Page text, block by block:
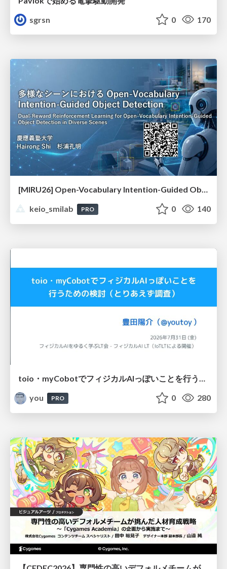
sgrsn
0 170
[MIRU26] Open-Vocabulary Intention-Guided Object Detection in Diverse Scenes
keio_smilab
PRO 0 140
toio・myCobotでフィジカルAIっぽいことを行うための検討（とりあえず調査） / フィジカルAI LT（IoTLTによる開催）
you
PRO 0 280